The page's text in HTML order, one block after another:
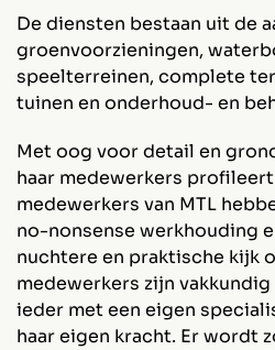
De diensten bestaan uit de
groenvoorzieningen,
speelterreinen, complete
tuinen en onderhoud- en
Met oog voor detail en
haar medewerkers profileert
medewerkers van MTL
no-nonsense werkhouding
nuchtere en praktische kijk
medewerkers zijn
ieder met een eigen
haar eigen kracht. Er wordt